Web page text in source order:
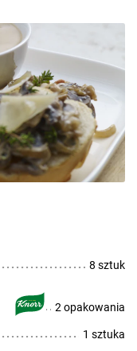
8 sztuk
2 opakowania
1 sztuka